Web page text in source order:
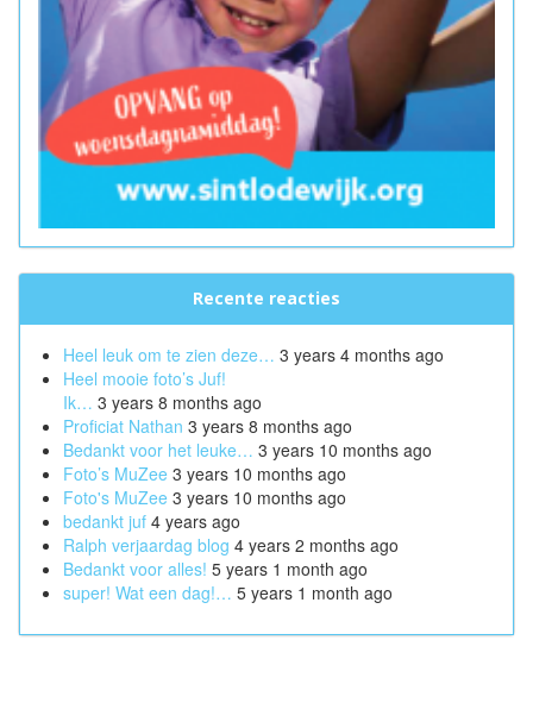
Recente reacties
Heel leuk om te zien deze… 3 years 4 months ago
Heel mooie foto’s Juf!
Ik… 3 years 8 months ago
Proficiat Nathan 3 years 8 months ago
Bedankt voor het leuke… 3 years 10 months ago
Foto’s MuZee 3 years 10 months ago
Foto's MuZee 3 years 10 months ago
bedankt juf 4 years ago
Ralph verjaardag blog 4 years 2 months ago
Bedankt voor alles! 5 years 1 month ago
super! Wat een dag!… 5 years 1 month ago